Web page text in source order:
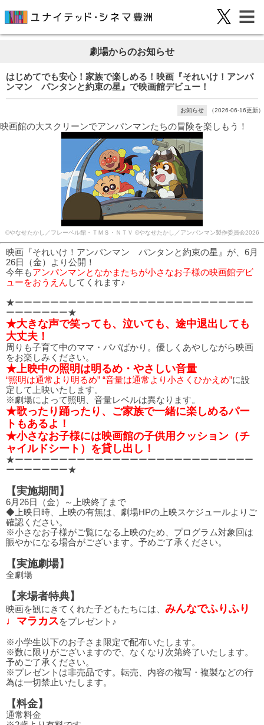
劇場からのお知らせ
はじめてでも安心！家族で楽しめる！映画『それいけ！アンパ
ンマン パンタンと約束の星』で映画館デビュー！
お知らせ （2026-06-16更新）
映画館の大スクリーンでアンパンマンたちの冒険を楽しもう！
©やなせたかし／フレーベル館・ＴＭＳ・ＮＴＶ ©やなせたかし／アンパンマン製作委員会2026
映画『それいけ！アンパンマン パンタンと約束の星』が、6月
26日（金）より公開！
今年もアンパンマンとなかまたちが小さなお子様の映画館デビ
ューをおうえん してくれます♪
★ーーーーーーーーーーーーーーーーーーーーーーーーーーー
ーーーーーーー★
★大きな声で笑っても、泣いても、途中退出しても
大丈夫！
周りも子育て中のママ・パパばかり。優しくあやしながら映画
をお楽しみください。
★上映中の照明は明るめ・やさしい音量
“照明は通常より明るめ” “音量は通常より小さくひかえめ”に設
定して上映いたします。
※劇場によって照明、音量レベルは異なります。
★歌ったり踊ったり、ご家族で一緒に楽しめるパー
トもあるよ！
★小さなお子様には映画館の子供用クッション（チ
ャイルドシート）を貸し出し！
★ーーーーーーーーーーーーーーーーーーーーーーーーーーー
ーーーーーーー★
【実施期間】
6月26日（金）～上映終了まで
◆上映日時、上映の有無は、劇場HPの上映スケジュールよりご
確認ください。
※小さなお子様がご覧になる上映のため、プログラム対象回は
賑やかになる場合がございます。予めご了承ください。
【実施劇場】
全劇場
【来場者特典】
映画を観にきてくれた子どもたちには、 みんなでふりふり
♩マラカスをプレゼント♪
※小学生以下のお子さま限定で配布いたします。
※数に限りがございますので、なくなり次第終了いたします。
予めご了承ください。
※プレゼントは非売品です。転売、内容の複写・複製などの行
為は一切禁止いたします。
【料金】
通常料金